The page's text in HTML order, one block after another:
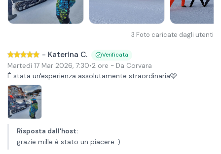
3 Foto caricate dagli utenti
- Katerina C. Verificata
Martedì 17 Mar 2026, 7:30•2 ore - Da Corvara
È stata un'esperienza assolutamente straordinaria🩷.
Risposta dall'host:
grazie mille è stato un piacere :)